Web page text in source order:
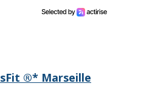
®* Marseille